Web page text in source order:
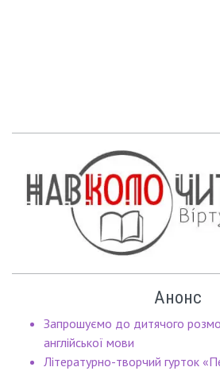
Анонс
Запрошуємо до дитячого
англійської мови
Літературно-творчий гурток